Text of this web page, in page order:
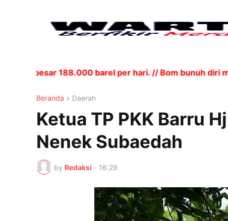
188.000 barel per hari. // Bom bunuh diri
Beranda Daerah
Ketua TP PKK Barru
Nenek Subaedah
by Redaksi - 16:29